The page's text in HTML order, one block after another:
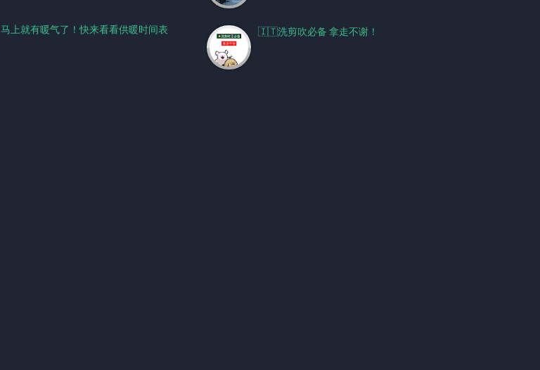
马上就有暖气了！快来看看供暖时间表 🇮🇹洗剪吹必备 拿走不谢！